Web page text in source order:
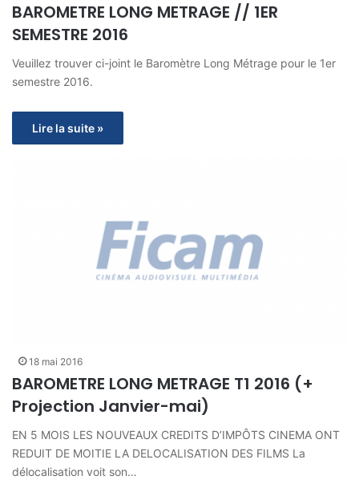
BAROMETRE LONG METRAGE // 1ER
SEMESTRE 2016
Veuillez trouver ci-joint le Baromètre Long Métrage pour le 1er
semestre 2016.
Lire la suite »
18 mai 2016
BAROMETRE LONG METRAGE T1 2016 (+
Projection Janvier-mai)
EN 5 MOIS LES NOUVEAUX CREDITS D’IMPÔTS CINEMA ONT
REDUIT DE MOITIE LA DELOCALISATION DES FILMS La
délocalisation voit son…